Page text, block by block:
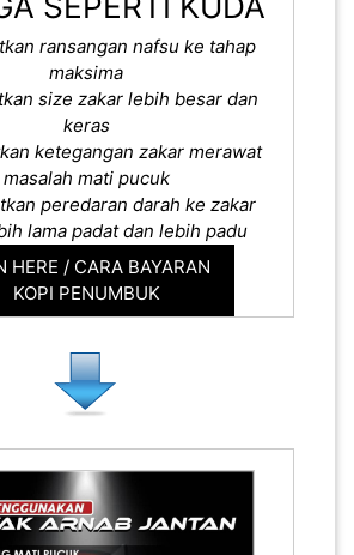
ransangan nafsu ke tahap
maksima
size zakar lebih besar dan
keras
ketegangan zakar merawat
masalah mati pucuk
peredaran darah ke zakar
lama padat dan lebih padu
HERE / CARA BAYARAN
KOPI PENUMBUK